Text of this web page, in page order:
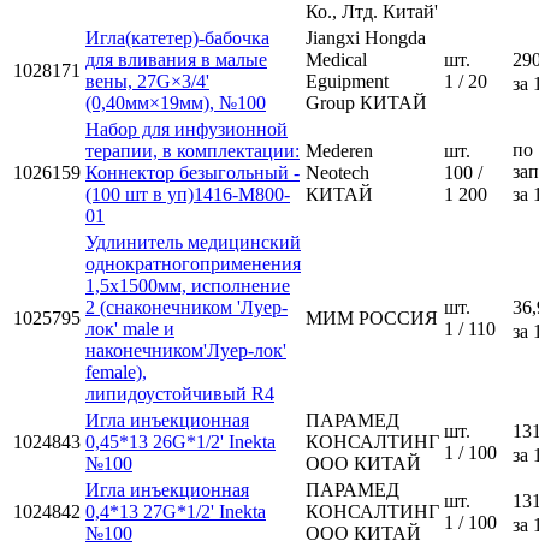
Ко., Лтд. Китай'
1028171
Игла(катетер)-бабочка
для вливания в малые
вены, 27G×3/4'
(0,40мм×19мм), №100
Jiangxi Hongda
Medical
Eguipment
Group КИТАЙ
шт.
1 / 20
за
1026159
Набор для инфузионной
терапии, в комплектации:
Коннектор безыгольный -
(100 шт в уп)1416-M800-
01
Mederen
Neotech
КИТАЙ
шт.
100 /
1 200
по
за
1025795
Удлинитель медицинский
однократногоприменения
1,5х1500мм, исполнение
2 (снаконечником 'Луер-
лок' male и
наконечником'Луер-лок'
female),
липидоустойчивый R4
МИМ РОССИЯ
шт.
1 / 110
за
1024843
Игла инъекционная
0,45*13 26G*1/2' Inekta
№100
ПАРАМЕД
КОНСАЛТИНГ
ООО КИТАЙ
шт.
1 / 100
за
1024842
Игла инъекционная
0,4*13 27G*1/2' Inekta
№100
ПАРАМЕД
КОНСАЛТИНГ
ООО КИТАЙ
шт.
1 / 100
за